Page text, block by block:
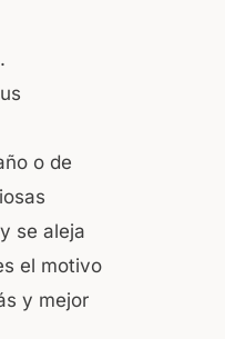
o de
se aleja
el motivo
y mejor